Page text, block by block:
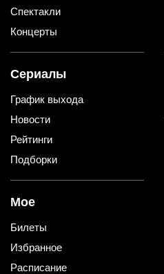
Спектакли
Концерты
Сериалы
График выхода
Новости
Рейтинги
Подборки
Мое
Билеты
Избранное
Расписание